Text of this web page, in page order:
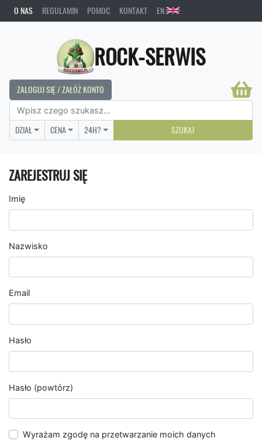
O NAS REGULAMIN POMOC KONTAKT EN
ROCK-SERWIS
ZALOGUJ SIĘ / ZAŁÓŻ KONTO
DZIAŁ CENA 24H? SZUKAJ
ZAREJESTRUJ SIĘ
Imię
Nazwisko
Email
Hasło
Hasło (powtórz)
Wyrażam zgodę na przetwarzanie moich danych